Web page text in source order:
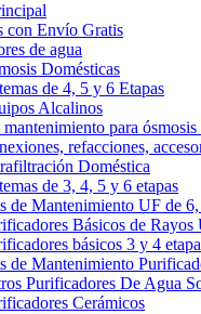
con Envío Gratis
de agua
Domésticas
de 4, 5 y 6 Etapas
Alcalinos
para
refacciones,
Doméstica
de 3, 4, 5 y 6 etapas
de Mantenimiento UF de
Básicos de
básicos 3 y 4
de Mantenimiento
Purificadores De Agua
Cerámicos